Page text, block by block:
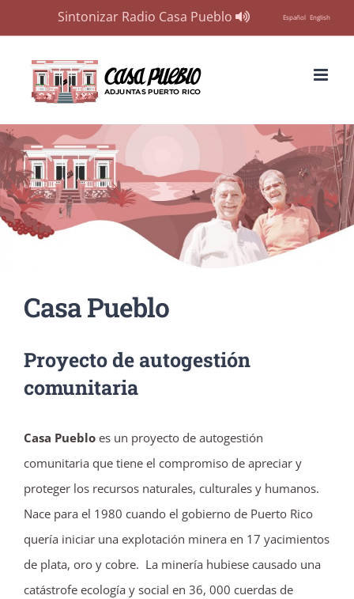
Sintonizar Radio Casa Pueblo Español English
content
Casa Pueblo
Proyecto de autogestión
comunitaria
Casa Pueblo es un proyecto de autogestión
comunitaria que tiene el compromiso de apreciar y
proteger los recursos naturales, culturales y humanos.
Nace para el 1980 cuando el gobierno de Puerto Rico
quería iniciar una explotación minera en 17 yacimientos
de plata, oro y cobre. La minería hubiese causado una
catástrofe ecología y social en 36, 000 cuerdas de